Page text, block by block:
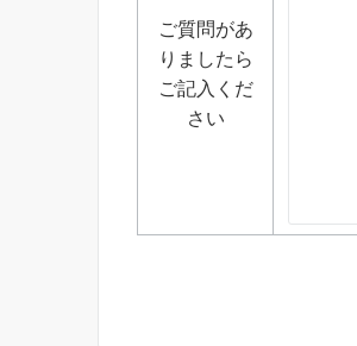
ご質問があ
りましたら
ご記入くだ
さい